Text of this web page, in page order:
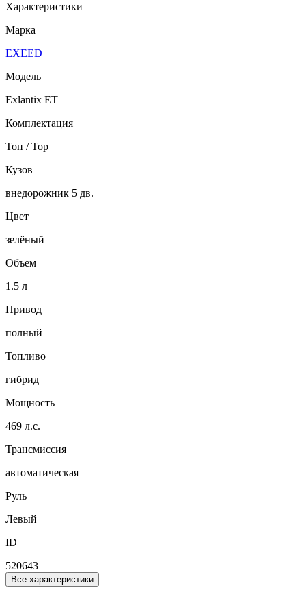
Характеристики
Марка
EXEED
Модель
Exlantix ET
Комплектация
Топ / Top
Кузов
внедорожник 5 дв.
Цвет
зелёный
Объем
1.5 л
Привод
полный
Топливо
гибрид
Мощность
469 л.с.
Трансмиссия
автоматическая
Руль
Левый
ID
520643
Все характеристики